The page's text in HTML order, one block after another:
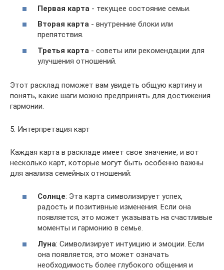
Первая карта - текущее состояние семьи.
Вторая карта - внутренние блоки или
препятствия.
Третья карта - советы или рекомендации для
улучшения отношений.
Этот расклад поможет вам увидеть общую картину и
понять, какие шаги можно предпринять для достижения
гармонии.
5. Интерпретация карт
Каждая карта в раскладе имеет свое значение, и вот
несколько карт, которые могут быть особенно важны
для анализа семейных отношений:
Солнце: Эта карта символизирует успех,
радость и позитивные изменения. Если она
появляется, это может указывать на счастливые
моменты и гармонию в семье.
Луна: Символизирует интуицию и эмоции. Если
она появляется, это может означать
необходимость более глубокого общения и